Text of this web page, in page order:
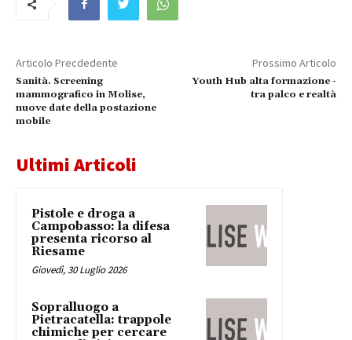
Articolo Precdedente
Sanità. Screening
mammografico in Molise,
nuove date della postazione
mobile
Prossimo Articolo
Youth Hub alta formazione -
tra palco e realtà
Ultimi Articoli
Pistole e droga a
Campobasso: la difesa
presenta ricorso al
Riesame
Giovedì, 30 Luglio 2026
Sopralluogo a
Pietracatella: trappole
chimiche per cercare